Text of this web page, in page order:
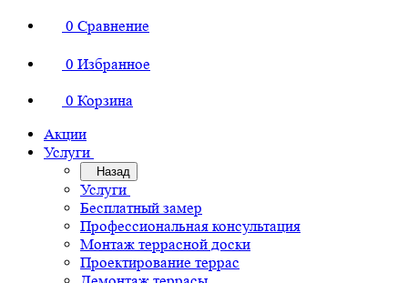
0 Сравнение
0 Избранное
0 Корзина
Акции
Услуги
Назад
Услуги
Бесплатный замер
Профессиональная консультация
Монтаж террасной доски
Проектирование террас